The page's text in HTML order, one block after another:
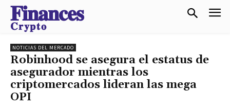
𝐅𝐢𝐧𝐚𝐧𝐜𝐞𝐬
𝐂𝐫𝐲𝐩𝐭𝐨
NOTICIAS DEL MERCADO
Robinhood se asegura el estatus de
asegurador mientras los
criptomercados lideran las mega
OPI